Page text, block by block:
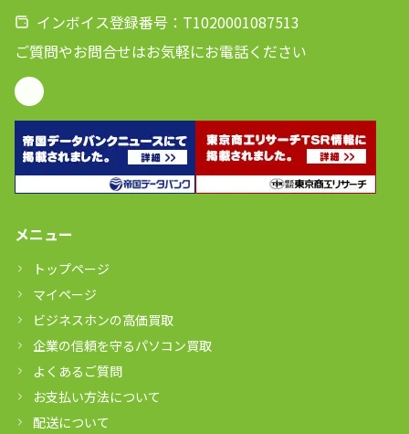
インボイス登録番号：T1020001087513
ご質問やお問合せはお気軽にお電話ください
メニュー
トップページ
マイページ
ビジネスホンの高価買取
企業の信頼を守るパソコン買取
よくあるご質問
お支払い方法について
配送について